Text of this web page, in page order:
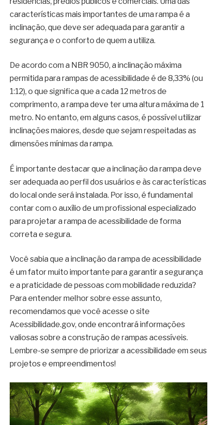
características mais importantes de uma rampa é a
inclinação, que deve ser adequada para garantir a
segurança e o conforto de quem a utiliza.
De acordo com a NBR 9050, a inclinação máxima
permitida para rampas de acessibilidade é de 8,33% (ou
1:12), o que significa que a cada 12 metros de
comprimento, a rampa deve ter uma altura máxima de 1
metro. No entanto, em alguns casos, é possível utilizar
inclinações maiores, desde que sejam respeitadas as
dimensões mínimas da rampa.
É importante destacar que a inclinação da rampa deve
ser adequada ao perfil dos usuários e às características
do local onde será instalada. Por isso, é fundamental
contar com o auxílio de um profissional especializado
para projetar a rampa de acessibilidade de forma
correta e segura.
Você sabia que a inclinação da rampa de acessibilidade
é um fator muito importante para garantir a segurança
e a praticidade de pessoas com mobilidade reduzida?
Para entender melhor sobre esse assunto,
recomendamos que você acesse o site
Acessibilidade.gov, onde encontrará informações
valiosas sobre a construção de rampas acessíveis.
Lembre-se sempre de priorizar a acessibilidade em seus
projetos e empreendimentos!